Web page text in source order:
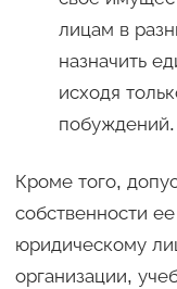
лицам в
назначить
исходя
побуждений.
Кроме того,
собственности
юридическому
организации,